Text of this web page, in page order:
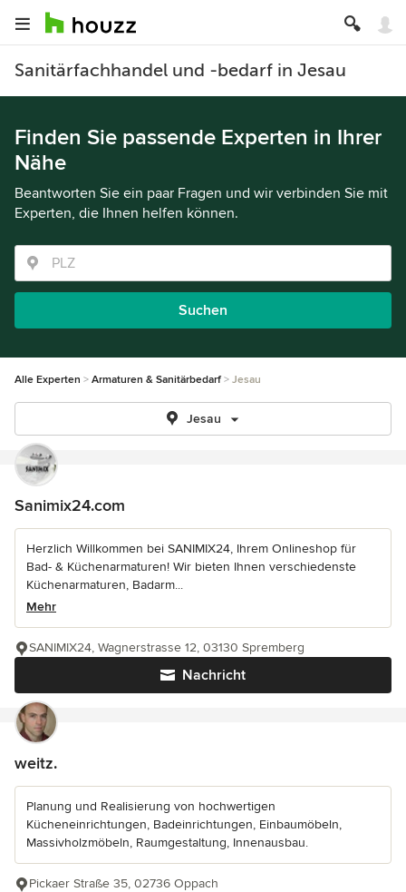
Sanitärfachhandel und -bedarf in Jesau
Finden Sie passende Experten in Ihrer
Nähe
Beantworten Sie ein paar Fragen und wir verbinden Sie mit
Experten, die Ihnen helfen können.
Suchen
Alle Experten Armaturen & Sanitärbedarf Jesau
Jesau
Sanimix24.com
Herzlich Willkommen bei SANIMIX24, Ihrem Onlineshop für
Bad- & Küchenarmaturen! Wir bieten Ihnen verschiedenste
Küchenarmaturen, Badarm...
Mehr
Nachricht
SANIMIX24, Wagnerstrasse 12, 03130 Spremberg
weitz.
Planung und Realisierung von hochwertigen
Kücheneinrichtungen, Badeinrichtungen, Einbaumöbeln,
Massivholzmöbeln, Raumgestaltung, Innenausbau.
Pickaer Straße 35, 02736 Oppach